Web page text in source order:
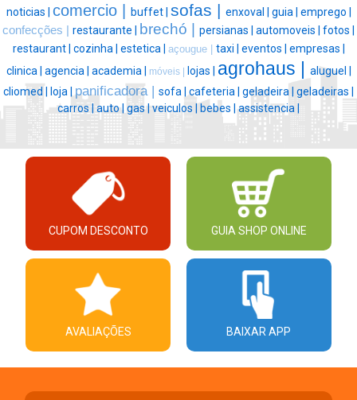
noticias | comercio | buffet | sofas | enxoval | guia | emprego |
confecções | restaurante | brechó | persianas | automoveis | fotos |
restaurant | cozinha | estetica | açougue | taxi | eventos | empresas |
clinica | agencia | academia | móveis | lojas | agrohaus |
aluguel |
cliomed |
loja | panificadora | sofa | cafeteria | geladeira | geladeiras |
carros | auto | gas |veiculos | bebes |assistencia |
CUPOM DESCONTO GUIA SHOP ONLINE
AVALIAÇÕES BAIXAR APP